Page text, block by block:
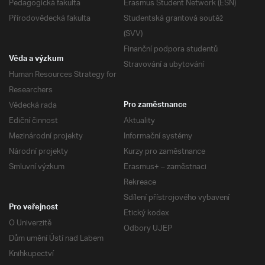
Přírodovědecká fakulta
Studentská grantová soutěž
(SVV)
Finanční podpora studentů
Stravování a ubytování
Věda a výzkum
Human Resources Strategy for
Researchers
Vědecká rada
Ediční činnost
Mezinárodní projekty
Národní projekty
Smluvní výzkum
Pro zaměstnance
Aktuality
Informační systémy
Kurzy pro zaměstnance
Erasmus+ – zaměstnaci
Rekreace
Sdílení přístrojového vybavení
Etický kodex
Odbory UJEP
Pro veřejnost
O Univerzitě
Dům umění Ústí nad Labem
Knihkupectví